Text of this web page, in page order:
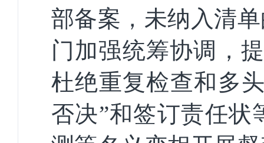
部备案，未纳入清
门加强统筹协调，
杜绝重复检查和多
否决”和签订责任状